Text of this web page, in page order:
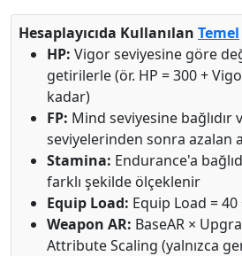
Hesaplayıcıda Kullanılan Temel
HP: Vigor seviyesine göre
getirilerle (ör. HP = 300 +
kadar)
FP: Mind seviyesine bağlıdır
seviyelerinden sonra azalan
Stamina: Endurance'a
farklı şekilde ölçeklenir
Equip Load: Equip Load =
Weapon AR: BaseAR ×
Attribute Scaling (yalnızca